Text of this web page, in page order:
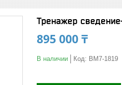
Тренажер
895 000 ₸
В наличии Код: BM7-1819